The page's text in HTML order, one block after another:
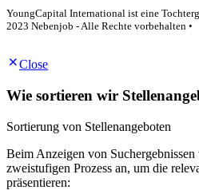
YoungCapital International ist eine
2023 Nebenjob - Alle Rechte vorbehalten •
Close
Wie sortieren wir
Sortierung von Stellenangeboten
Beim Anzeigen von
zweistufigen Prozess an, um die
präsentieren: